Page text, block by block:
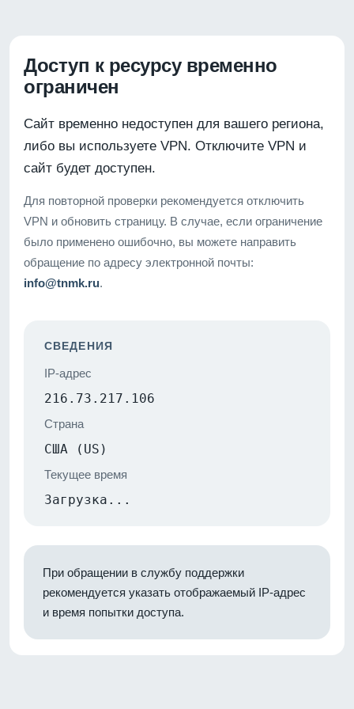
Доступ к ресурсу временно
ограничен
Сайт временно недоступен для вашего региона,
либо вы используете VPN. Отключите VPN и
сайт будет доступен.
Для повторной проверки рекомендуется отключить
VPN и обновить страницу. В случае, если ограничение
было применено ошибочно, вы можете направить
обращение по адресу электронной почты:
info@tnmk.ru.
СВЕДЕНИЯ
IP-адрес
216.73.217.106
Страна
США (US)
Текущее время
Загрузка...
При обращении в службу поддержки
рекомендуется указать отображаемый IP-адрес
и время попытки доступа.